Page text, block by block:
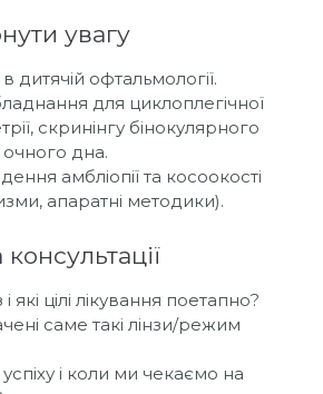
увагу
дитячій офтальмології.
для циклоплегічної
скринінгу бінокулярного
дна.
амбліопії та косоокості
апаратні методики).
які цілі лікування поетапно?
саме такі лінзи/режим
і коли ми чекаємо на